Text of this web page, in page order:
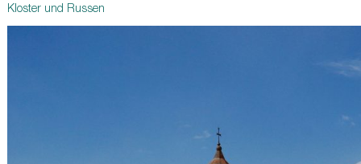
Kloster und Russen